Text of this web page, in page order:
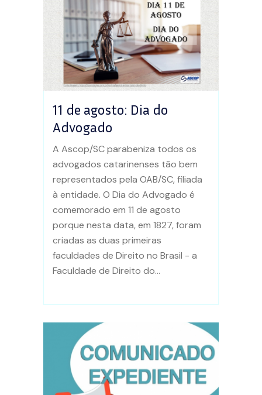
11 de agosto: Dia do
Advogado
A Ascop/SC parabeniza todos os
advogados catarinenses tão bem
representados pela OAB/SC, filiada
à entidade. O Dia do Advogado é
comemorado em 11 de agosto
porque nesta data, em 1827, foram
criadas as duas primeiras
faculdades de Direito no Brasil - a
Faculdade de Direito do...